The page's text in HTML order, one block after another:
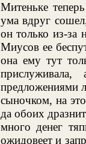
Митеньке
ума вдруг
он только из-за
Миусов ее
она ему тут
предложениями
сыночком, на
да обоих
много денег
ожидовеет и